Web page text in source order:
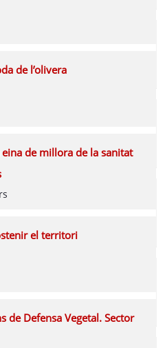
de l’olivera
de millora de la sanitat
el territori
de Defensa Vegetal. Sector